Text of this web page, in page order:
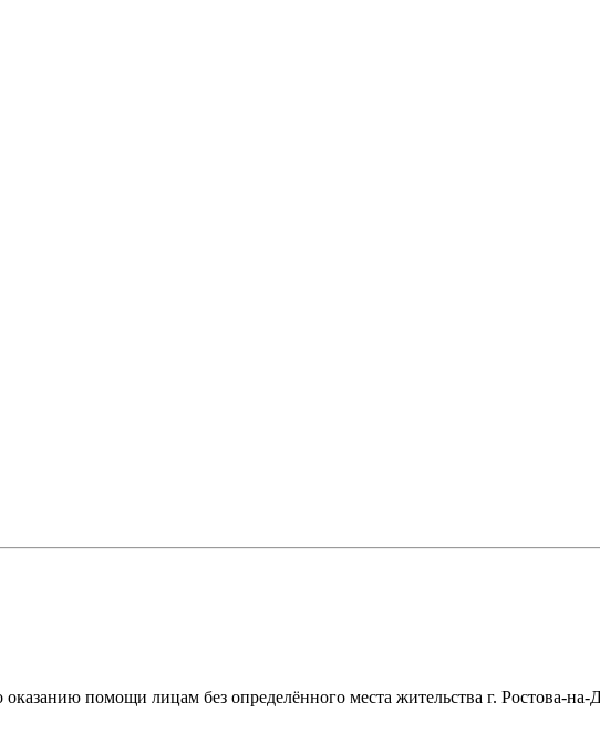
помощи лицам без определённого места жительства г. Ростова-на-